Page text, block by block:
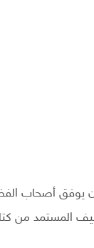
يوفق أصحاب
المستمد من